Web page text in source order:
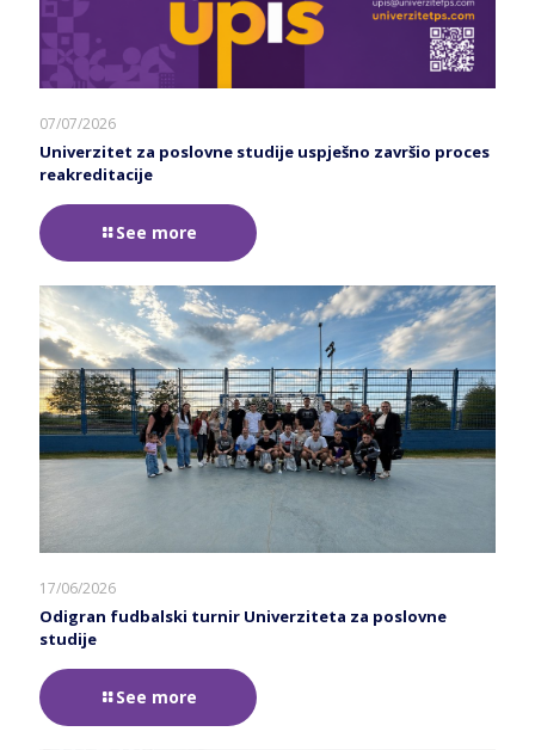
07/07/2026
Univerzitet za poslovne studije uspješno završio proces
reakreditacije
See more
17/06/2026
Odigran fudbalski turnir Univerziteta za poslovne
studije
See more